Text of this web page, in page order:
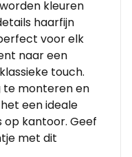
kleuren
haarfijn
voor elk
naar een
touch.
te monteren en
een ideale
op kantoor. Geef
met dit